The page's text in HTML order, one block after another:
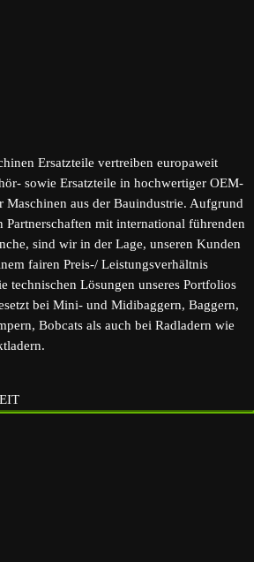
Ersatzteile vertreiben europaweit
sowie Ersatzteile in hochwertiger OEM-
Maschinen aus der Bauindustrie. Aufgrund
Partnerschaften mit international führenden
sind wir in der Lage, unseren Kunden
fairen Preis-/ Leistungsverhältnis
technischen Lösungen unseres Portfolios
bei Mini- und Midibaggern, Baggern,
Bobcats als auch bei Radladern wie